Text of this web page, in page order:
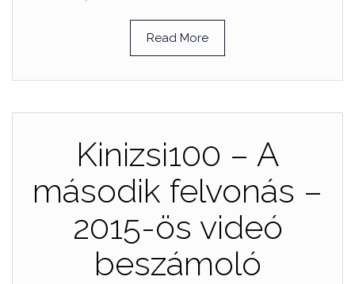
Read More
Kinizsi100 – A
második felvonás –
2015-ös videó
beszámoló